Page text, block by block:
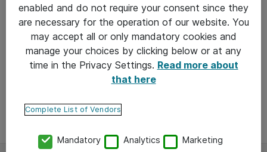
URA ATEASSA
22-10-2020
Myynnistä tiedonhallinnan sparraajaksi
enabled and do not require your consent since they
are necessary for the operation of our website. You
may accept all or only mandatory cookies and
manage your choices by clicking below or at any
time in the Privacy Settings. Read more about
that here
Complete List of Vendors
Mandatory Analytics Marketing